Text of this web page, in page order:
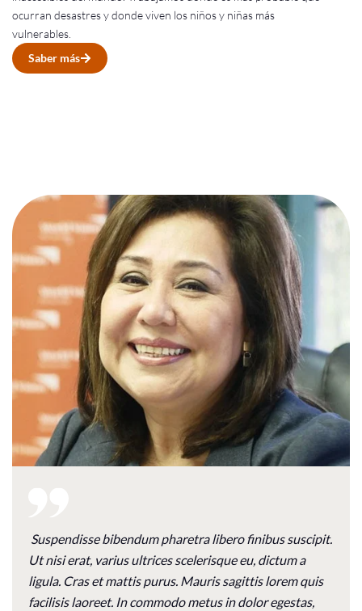
ocurran desastres y donde viven los niños y niñas más
vulnerables.
Saber más
Suspendisse bibendum pharetra libero finibus suscipit.
Ut nisi erat, varius ultrices scelerisque eu, dictum a
ligula. Cras et mattis purus. Mauris sagittis lorem quis
facilisis laoreet. In commodo metus in dolor egestas,